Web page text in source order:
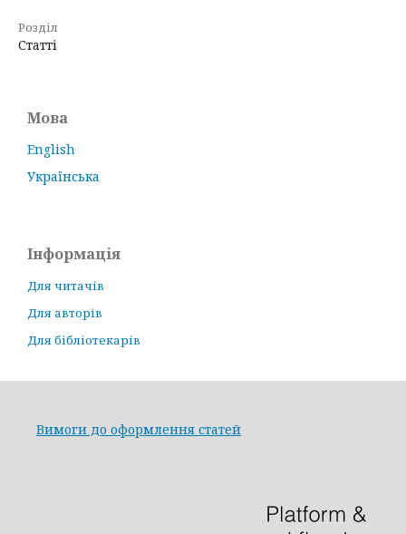
Розділ
Статті
Мова
English
Українська
Інформація
Для читачів
Для авторів
Для бібліотекарів
Вимоги до оформлення статей